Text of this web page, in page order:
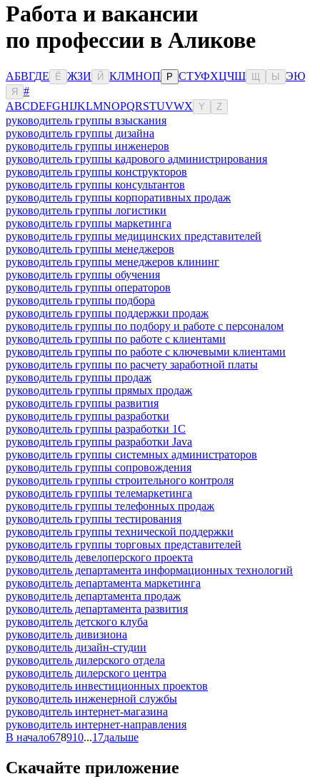
Работа и вакансии
по профессии в Аликове
АБВГДЕ Ё ЖЗИ Й КЛМНОП Р СТУФХЦЧШ Ы ЭЮ
Я
#
ABCDEFGHIJKLMNOPQRSTUVWX Y Z
руководитель группы взыскания
руководитель группы дизайна
руководитель группы инженеров
руководитель группы кадрового администрирования
руководитель группы конструкторов
руководитель группы консультантов
руководитель группы корпоративных продаж
руководитель группы логистики
руководитель группы маркетинга
руководитель группы медицинских представителей
руководитель группы менеджеров
руководитель группы менеджеров клининг
руководитель группы обучения
руководитель группы операторов
руководитель группы подбора
руководитель группы поддержки продаж
руководитель группы по подбору и работе с персоналом
руководитель группы по работе с клиентами
руководитель группы по работе с ключевыми клиентами
руководитель группы по расчету заработной платы
руководитель группы продаж
руководитель группы прямых продаж
руководитель группы развития
руководитель группы разработки
руководитель группы разработки 1С
руководитель группы разработки Java
руководитель группы системных администраторов
руководитель группы сопровождения
руководитель группы строительного контроля
руководитель группы телемаркетинга
руководитель группы телефонных продаж
руководитель группы тестирования
руководитель группы технической поддержки
руководитель группы торговых представителей
руководитель девелоперского проекта
руководитель департамента информационных технологий
руководитель департамента маркетинга
руководитель департамента продаж
руководитель департамента развития
руководитель детского клуба
руководитель дивизиона
руководитель дизайн-студии
руководитель дилерского отдела
руководитель дилерского центра
руководитель инвестиционных проектов
руководитель инженерной службы
руководитель интернет-магазина
руководитель интернет-направления
В начало678910...17дальше
Скачайте приложение